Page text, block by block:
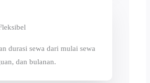
durasi sewa dari mulai sewa
dan bulanan.